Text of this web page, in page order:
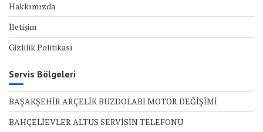
Hakkımızda
İletişim
Gizlilik Politikası
Servis Bölgeleri
BAŞAKŞEHİR ARÇELİK BUZDOLABI MOTOR DEĞİŞİMİ
BAHÇELİEVLER ALTUS SERVİSİN TELEFONU